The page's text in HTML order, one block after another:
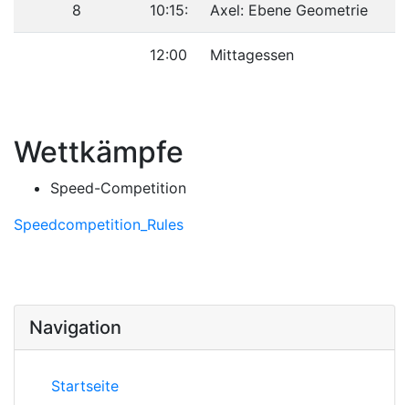
8 10:15: Axel: Ebene Geometrie
12:00 Mittagessen
Wettkämpfe
Speed-Competition
Speedcompetition_Rules
Navigation
Startseite